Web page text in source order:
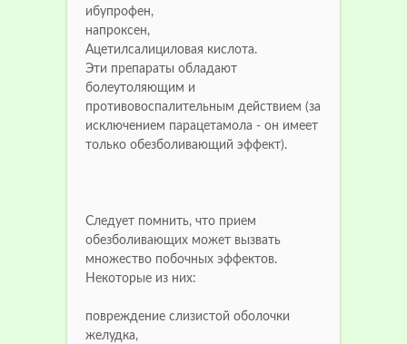
ибупрофен,
напроксен,
Ацетилсалициловая кислота.
Эти препараты обладают
болеутоляющим и
противовоспалительным действием (за
исключением парацетамола - он имеет
только обезболивающий эффект).
Следует помнить, что прием
обезболивающих может вызвать
множество побочных эффектов.
Некоторые из них:
повреждение слизистой оболочки
желудка,